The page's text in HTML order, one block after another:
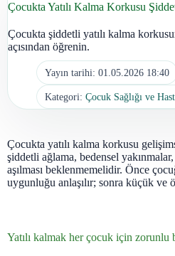
Çocukta Yatılı Kalma Korkusu
Çocukta şiddetli yatılı kalma
açısından öğrenin.
Yayın tarihi: 01.05.2026 18:40
Kategori: Çocuk Sağlığı ve
Çocukta yatılı kalma korkusu
şiddetli ağlama, bedensel
aşılması beklenmemelidir. Önce
uygunluğu anlaşılır; sonra küçük ve
Yatılı kalmak her çocuk için zorunlu